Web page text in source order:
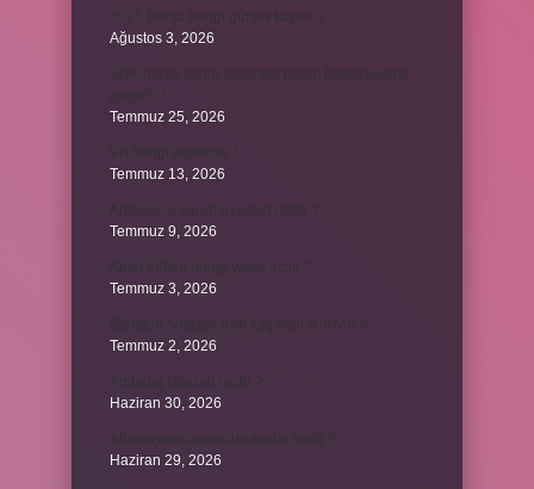
Ağustos 3, 2026
Temmuz 25, 2026
Temmuz 13, 2026
Temmuz 9, 2026
Temmuz 3, 2026
Temmuz 2, 2026
Haziran 30, 2026
Haziran 29, 2026